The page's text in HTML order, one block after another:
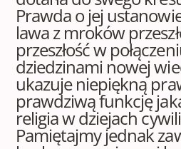
Prawda o jej
lawa z mroków
przeszłość w
dziedzinami nowej
ukazuje niepiękną
prawdziwą funkcję
religia w dziejach
Pamiętajmy jednak